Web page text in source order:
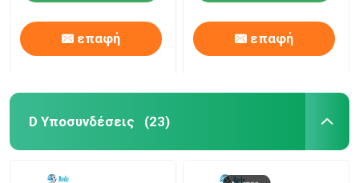
επαφή επαφή
D Υποσυνδέσεις (23)